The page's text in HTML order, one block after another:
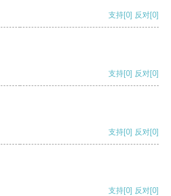
支持[0] 反对[0]
支持[0] 反对[0]
支持[0] 反对[0]
支持[0] 反对[0]